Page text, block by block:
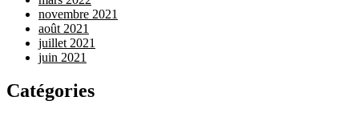
novembre 2021
août 2021
juillet 2021
juin 2021
Catégories